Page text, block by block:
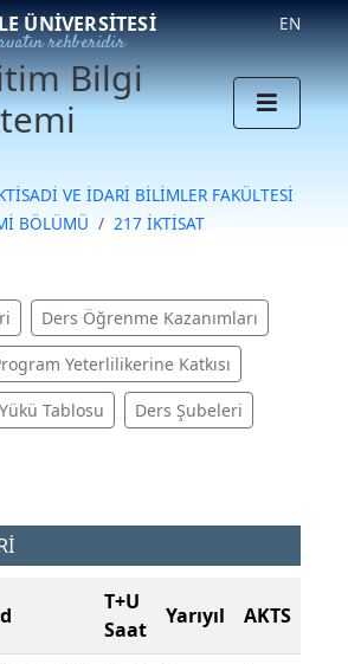
ÜNIVERSITESI
rehberidir
EN
Bilgi
VE İDARİ BİLİMLER FAKÜLTESİ
BÖLÜMÜ
217 İKTİSAT
Ders Öğrenme Kazanımları
Yeterlilikerine Katkısı
Tablosu Ders Şubeleri
T+U
Saat
Yarıyıl AKTS